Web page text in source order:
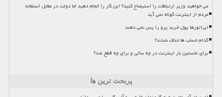
می خواهید وزیر ارتباطات را استیضاح کنید؟ این کار را انجام دهید اما دولت در مقابل استفاده
مردم از اینترنت کوتاه نمی آید
اپراتورها پول خرید پرو را پس نمی دهند
کدام حساب ها حذف شدند؟
برای نخستین بار اینترنت در چه سالی و برای چه قطع شد؟
پربحث ترین ها